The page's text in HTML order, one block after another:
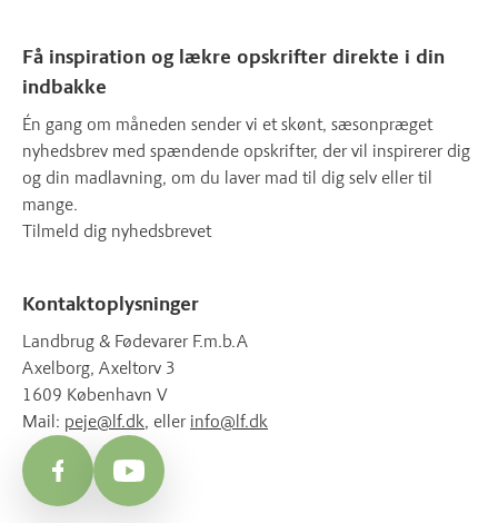
Få inspiration og lækre opskrifter direkte i din
indbakke
Én gang om måneden sender vi et skønt, sæsonpræget
nyhedsbrev med spændende opskrifter, der vil inspirerer dig
og din madlavning, om du laver mad til dig selv eller til
mange.
Tilmeld dig nyhedsbrevet
Kontaktoplysninger
Landbrug & Fødevarer F.m.b.A
Axelborg, Axeltorv 3
1609 København V
Mail: peje@lf.dk, eller info@lf.dk
FacebookYouTube